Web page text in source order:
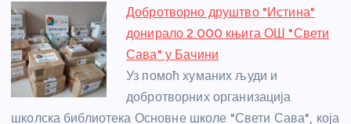
Добротворно друштво "Истина"
донирало 2.000 књига ОШ "Свети
Сава" у Бачини
Уз помоћ хуманих људи и
добротворних организација
школска библиотека Основне школе "Свети Сава", која